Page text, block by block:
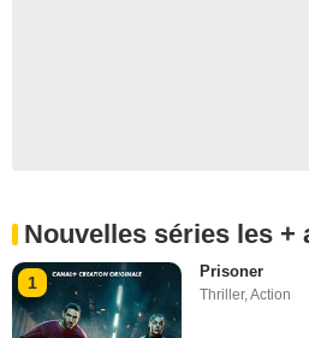
Nouvelles séries les +
1
Prisoner
Thriller,Action